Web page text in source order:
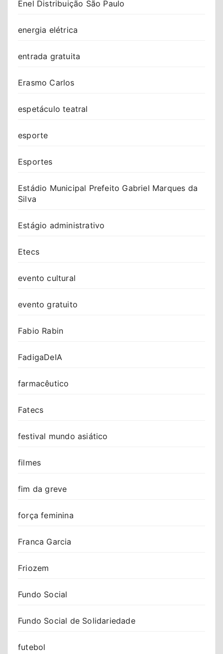
Enel Distribuição São Paulo
energia elétrica
entrada gratuita
Erasmo Carlos
espetáculo teatral
esporte
Esportes
Estádio Municipal Prefeito Gabriel Marques da
Silva
Estágio administrativo
Etecs
evento cultural
evento gratuito
Fabio Rabin
FadigaDeIA
farmacêutico
Fatecs
festival mundo asiático
filmes
fim da greve
força feminina
Franca Garcia
Friozem
Fundo Social
Fundo Social de Solidariedade
futebol